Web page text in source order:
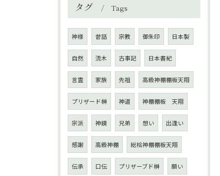
タグ Tags
神様 昔話 宗教 御朱印 日本製
自然 流木 古事記 日本書紀
言霊 家族 先祖 高級神棚棚板天翔
プリザード榊 神道 神棚棚板 天翔
宗派 神鏡 兄弟 想い 出逢い
感謝 高級神棚 総桧神棚棚板天翔
伝承 口伝 プリザーブド榊 願い